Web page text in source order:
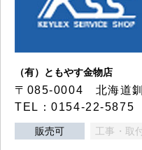
（有）ともやす金物店
〒085-0004 北海道
TEL：0154-22-5875
販売可 工事・取